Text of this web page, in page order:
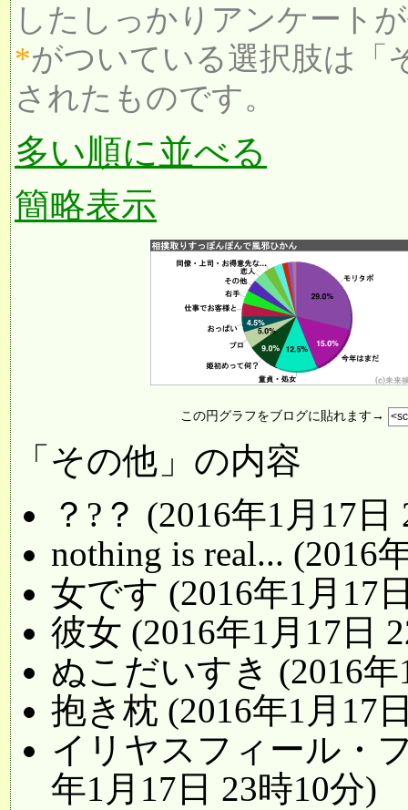
したしっかりアンケート
*がついている選択肢は「
されたものです。
多い順に並べる
簡略表示
この円グラフをブログに貼れます→
「その他」の内容
？?？ (2016年1月17日
nothing is real... (2016
女です (2016年1月17
彼女 (2016年1月17日
ぬこだいすき (2016
抱き枕 (2016年1月17
イリヤスフィール・
年1月17日 23時10分)